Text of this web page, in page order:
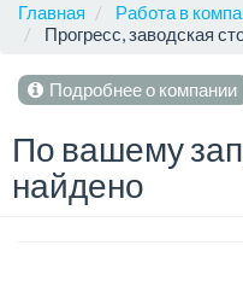
Главная
Работа в
Прогресс, заводская
Подробнее о компании
По вашему
найдено